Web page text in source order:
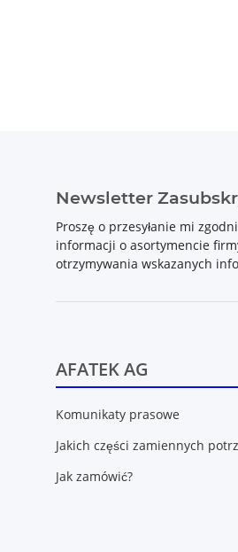
Newsletter
Proszę o przesyłanie mi
informacji o asortymencie
otrzymywania wskazanych
AFATEK AG
Komunikaty prasowe
Jakich części zamiennych
Jak zamówić?